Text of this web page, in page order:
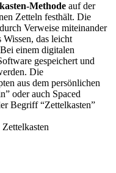
Methode auf der
Zetteln festhält. Die
Verweise miteinander
das leicht
einem digitalen
gespeichert und
Die
aus dem persönlichen
oder auch Spaced
Begriff “Zettelkasten”